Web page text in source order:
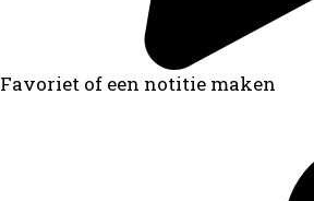
Favoriet of een notitie maken